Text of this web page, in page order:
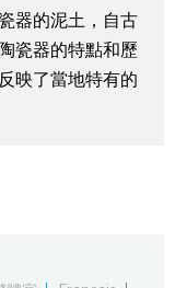
器的泥土，自古
瓷器的特點和歷
映了當地特有的